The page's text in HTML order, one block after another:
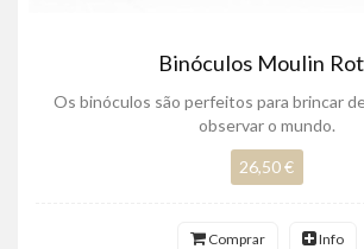
Binóculos Moulin
Os binóculos são perfeitos para brincar
observar o mundo.
26,50 €
Comprar Info